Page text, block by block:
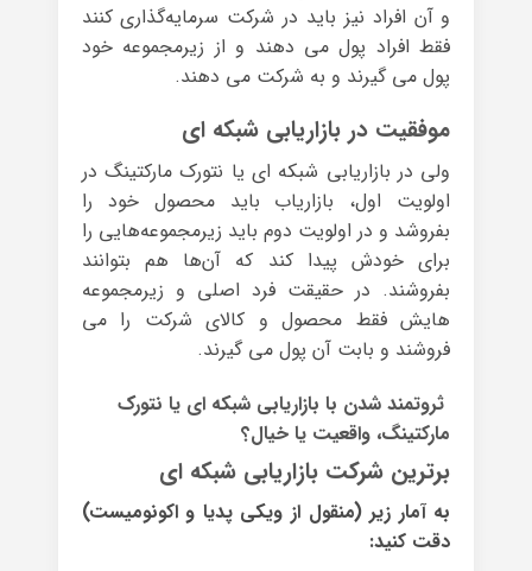
و آن افراد نیز باید در شرکت سرمایه‌گذاری کنند
فقط افراد پول می دهند و از زیرمجموعه خود
پول می گیرند و به شرکت می دهند.
موفقیت در بازاریابی شبکه ای
ولی در بازاریابی شبکه ای یا نتورک مارکتینگ در
اولویت اول، بازاریاب باید محصول خود را
بفروشد و در اولویت دوم باید زیرمجموعه‌هایی را
برای خودش پیدا کند که آن‌ها هم بتوانند
بفروشند. در حقیقت فرد اصلی و زیرمجموعه
هایش فقط محصول و کالای شرکت را می
فروشند و بابت آن پول می گیرند.
ثروتمند شدن با بازاریابی شبکه ای یا نتورک
مارکتینگ، واقعیت یا خیال؟
برترین شرکت بازاریابی شبکه ای
به آمار زیر (منقول از ویکی پدیا و اکونومیست)
دقت کنید: